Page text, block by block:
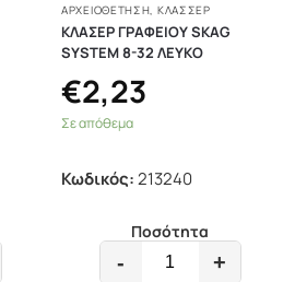
ΑΡΧΕΙΟΘΕΤΗΣΗ ΚΛΑΣΣΈΡ
ΚΛΑΣΕΡ ΓΡΑΦΕΙΟΥ SKAG
SYSTEM 8-32 ΛΕΥΚΟ
€2,23
Σε απόθεμα
Κωδικός:213240
Ποσότητα
- +